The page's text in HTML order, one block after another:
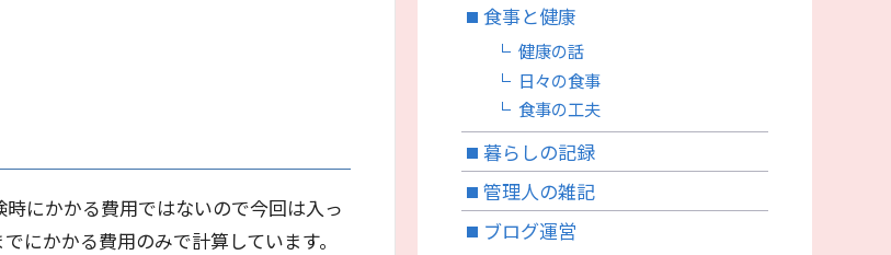
にかかる費用ではないので今回は入っ
にかかる費用のみで計算しています。
食事と健康
健康の話
日々の食事
食事の工夫
暮らしの記録
管理人の雑記
ブログ運営